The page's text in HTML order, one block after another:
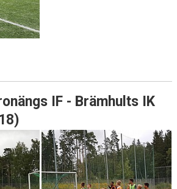
IF - Brämhults IK